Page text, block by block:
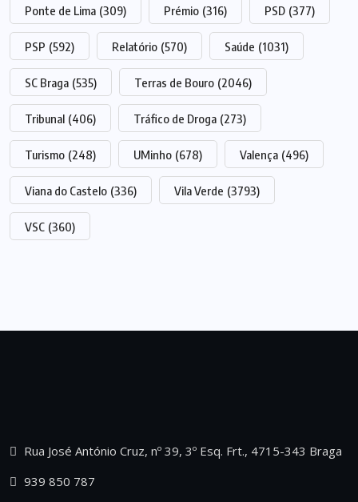
Ponte de Lima (309) Prémio (316) PSD (377)
PSP (592) Relatório (570) Saúde (1031)
SC Braga (535) Terras de Bouro (2046)
Tribunal (406) Tráfico de Droga (273)
Turismo (248) UMinho (678) Valença (496)
Viana do Castelo (336) Vila Verde (3793)
VSC (360)
Rua José António Cruz, nº 39, 3º Esq. Frt., 4715-343 Braga
939 850 787